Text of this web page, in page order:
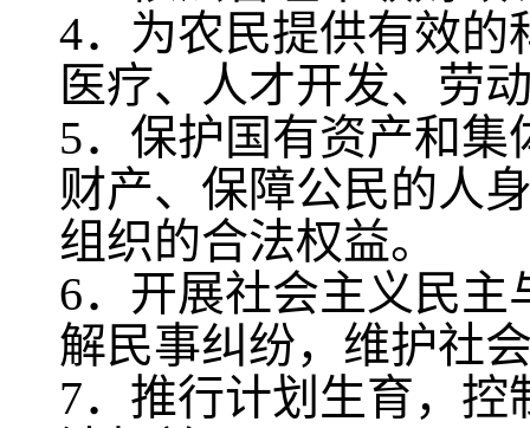
4．为农民提供有效
医疗、人才开发、劳
5．保护国有资产和
财产、保障公民的人
组织的合法权益。
6．开展社会主义民
解民事纠纷，维护社
7．推行计划生育，